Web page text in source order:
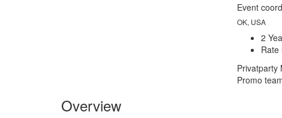
Event
OK, USA
2
Rate
Privatparty
Promo
Overview